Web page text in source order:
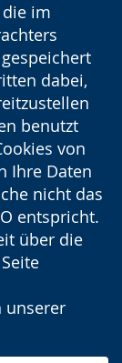
im
dabei,
benutzt
von
Ihre Daten
nicht das
entspricht.
über die
unserer